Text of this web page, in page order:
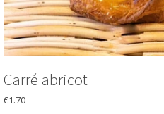
HARTIG
BRUIDSTAARTEN
ONTBIJT EXTRA'S
OVER ONS
Carré abricot
€1.70